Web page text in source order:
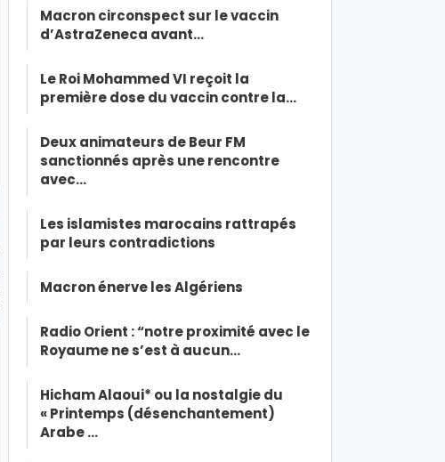
Macron circonspect sur le vaccin
d’AstraZeneca avant…
Le Roi Mohammed VI reçoit la
première dose du vaccin contre la…
Deux animateurs de Beur FM
sanctionnés après une rencontre
avec…
Les islamistes marocains rattrapés
par leurs contradictions
Macron énerve les Algériens
Radio Orient : “notre proximité avec le
Royaume ne s’est à aucun…
Hicham Alaoui* ou la nostalgie du
« Printemps (désenchantement)
Arabe …